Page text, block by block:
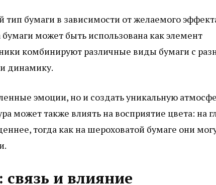
бумаги в зависимости от желаемого
может быть использована как элемент
комбинируют различные виды бумаги с
динамику.
эмоции, но и создать уникальную
может также влиять на восприятие цвета: на
тогда как на шероховатой бумаге они
связь и влияние